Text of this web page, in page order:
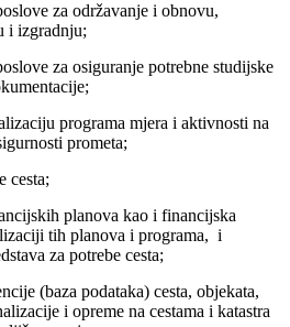
za održavanje i obnovu,
i izgradnju;
za osiguranje potrebne studijske
programa mjera i aktivnosti na
prometa;
cesta;
planova kao i financijska
tih planova i programa, i
za potrebe cesta;
(baza podataka) cesta, objekata,
i opreme na cestama i katastra